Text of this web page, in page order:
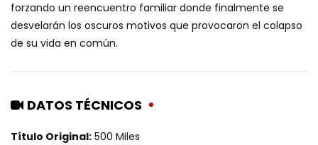
forzando un reencuentro familiar donde finalmente se
desvelarán los oscuros motivos que provocaron el colapso
de su vida en común.
DATOS TÉCNICOS
Título Original: 500 Miles